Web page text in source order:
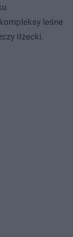
leśne
Iłżecki.